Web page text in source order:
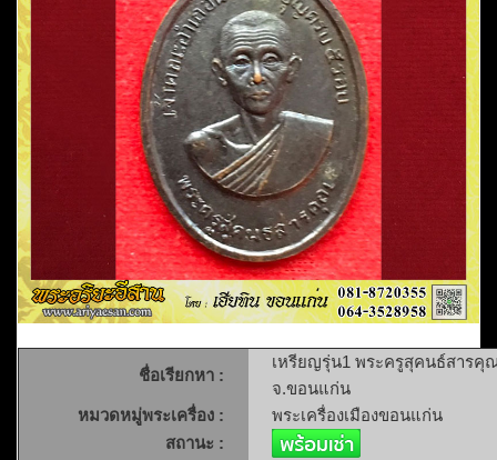
ชื่อเรียกหา :
เหรียญรุ่น1 พระครูสุคนธ์สารคุ
จ.ขอนแก่น
หมวดหมู่พระเครื่อง :
พระเครื่องเมืองขอนแก่น
สถานะ :